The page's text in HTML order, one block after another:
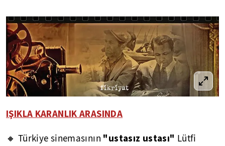
IŞIKLA KARANLIK ARASINDA
🔸 Türkiye sinemasının "ustasız ustası" Lütfi